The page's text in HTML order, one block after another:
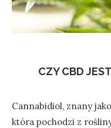
CZY CBD
Cannabidiol, znany
która pochodzi z